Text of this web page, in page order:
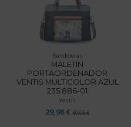
Bandoleras
MALETÍN
PORTAORDENADOR
VENTIS MULTICOLOR AZUL
235.886-01
Ventis
29,98 €59,95 €